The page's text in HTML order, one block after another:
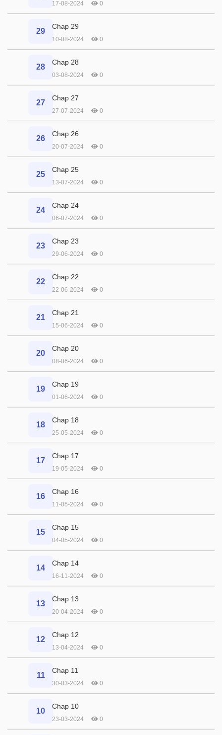
17-08-2024 0
29
Chap 29
10-08-2024 0
28
Chap 28
03-08-2024 0
27
Chap 27
27-07-2024 0
26
Chap 26
20-07-2024 0
25
Chap 25
13-07-2024 0
24
Chap 24
06-07-2024 0
23
Chap 23
29-06-2024 0
22
Chap 22
22-06-2024 0
21
Chap 21
15-06-2024 0
20
Chap 20
08-06-2024 0
19
Chap 19
01-06-2024 0
18
Chap 18
25-05-2024 0
17
Chap 17
19-05-2024 0
16
Chap 16
11-05-2024 0
15
Chap 15
04-05-2024 0
14
Chap 14
16-11-2024 0
13
Chap 13
20-04-2024 0
12
Chap 12
13-04-2024 0
11
Chap 11
30-03-2024 0
10
Chap 10
23-03-2024 0